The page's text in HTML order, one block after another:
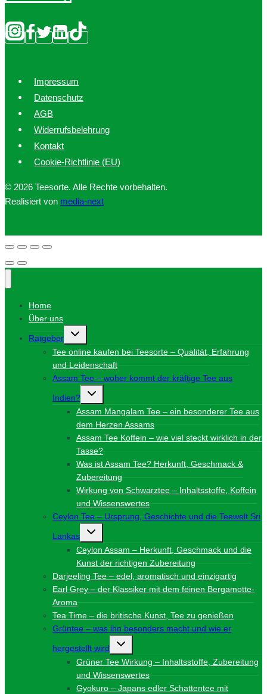
Impressum
Datenschutz
AGB
Widerrufsbelehrung
Kontakt
Cookie-Richtlinie (EU)
© 2026 Teesorte. Alle Rechte vorbehalten.
Realisiert von media-next
Home
Über uns
Ratgeber
Untermenü
Tee online kaufen bei Teesorte – Qualität, Erfahrung
und Leidenschaft
Assam Tee – woher kommt der kräftige Tee aus
Indien?
Untermenü
Assam Mangalam Tee – ein besonderer Tee aus
dem Herzen Assams
Assam Tee Koffein – wie viel steckt wirklich in der
Tasse?
Was ist Assam Tee? Herkunft, Geschmack &
Zubereitung
Wirkung von Schwarztee – Inhaltsstoffe, Koffein
und Wissenswertes
Ceylon Tee – Ursprung, Geschichte und die Teewelt Sri
Lankas
Untermenü
Ceylon Assam – Herkunft, Geschmack und die
Kunst der richtigen Zubereitung
Darjeeling Tee – edel, aromatisch und einzigartig
Earl Grey – der Klassiker mit dem feinen Bergamotte-
Aroma
Tea Time – die britische Kunst, Tee zu genießen
Grüntee – was ihn besonders macht und wie er
hergestellt wird
Untermenü
Grüner Tee Wirkung – Inhaltsstoffe, Zubereitung
und Wissenswertes
Gyokuro – Japans edler Schattentee mit